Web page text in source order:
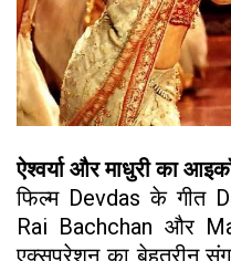
ऐश्वर्या और माधुरी का
फिल्म Devdas के गीत
Rai Bachchan और